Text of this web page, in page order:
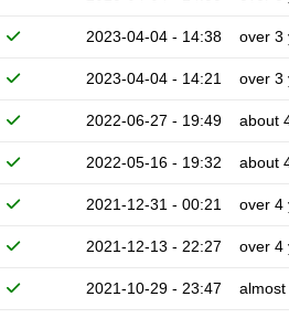
2023-04-04 - 14:38 over 3
2023-04-04 - 14:21 over 3
2022-06-27 - 19:49 about
2022-05-16 - 19:32 about
2021-12-31 - 00:21 over 4
2021-12-13 - 22:27 over 4
2021-10-29 - 23:47